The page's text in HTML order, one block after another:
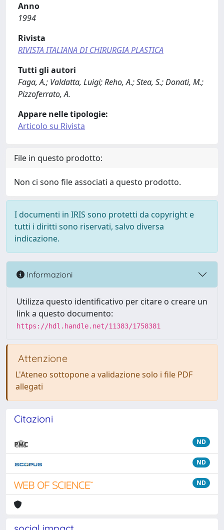
Anno
1994
Rivista
RIVISTA ITALIANA DI CHIRURGIA PLASTICA
Tutti gli autori
Faga, A.; Valdatta, Luigi; Reho, A.; Stea, S.; Donati, M.;
Pizzoferrato, A.
Appare nelle tipologie:
Articolo su Rivista
File in questo prodotto:
Non ci sono file associati a questo prodotto.
I documenti in IRIS sono protetti da copyright e
tutti i diritti sono riservati, salvo diversa
indicazione.
Informazioni
Utilizza questo identificativo per citare o creare un
link a questo documento:
https://hdl.handle.net/11383/1758381
Attenzione
L'Ateneo sottopone a validazione solo i file PDF
allegati
Citazioni
ND
ND
ND